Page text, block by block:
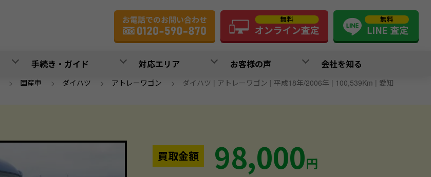
手続き・ガイド 対応エリア お客様の声 会社を知る
> 国産車 > ダイハツ > アトレーワゴン > ダイハツ | アトレーワゴン | 平成18年/2006年 | 100,539Km | 愛知
買取金額 98,000円